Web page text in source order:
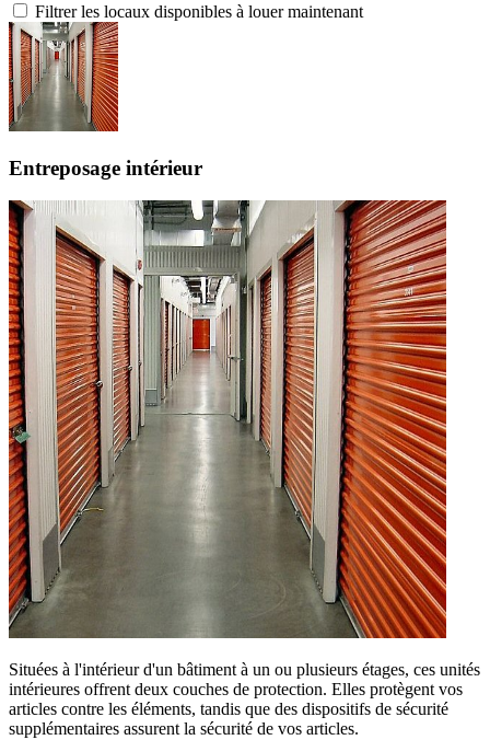
Filtrer les locaux disponibles à louer maintenant
Entreposage intérieur
Situées à l'intérieur d'un bâtiment à un ou plusieurs étages, ces unités
intérieures offrent deux couches de protection. Elles protègent vos
articles contre les éléments, tandis que des dispositifs de sécurité
supplémentaires assurent la sécurité de vos articles.